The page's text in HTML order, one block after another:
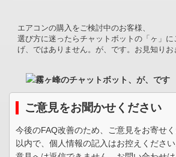
エアコンの購入をご検討中のお客様、
選び方に迷ったらチャットボットの「ヶ」に
げ、ではありません。が、です。お見知りお
ご意見をお聞かせください
今後のFAQ改善のため、ご意見をお寄せ
以内で、個人情報の記入はお控えくださ